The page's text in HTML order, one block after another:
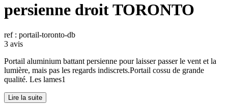
persienne droit TORONTO
ref : portail-toronto-db
3 avis
Portail aluminium battant persienne pour laisser passer le vent et la
lumière, mais pas les regards indiscrets.Portail cossu de grande
qualité. Les lames1
Lire la suite